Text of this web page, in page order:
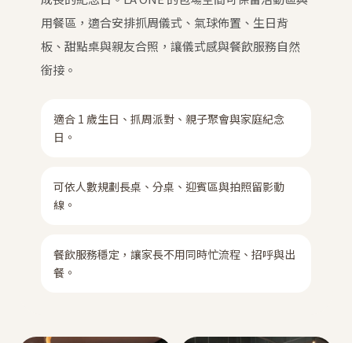
用餐區，適合安排抓周儀式、氣球佈置、生日背
板、甜點桌與親友合照，讓儀式感與餐飲服務自然
銜接。
適合 1 歲生日、抓周派對、親子聚會與家庭紀念
日。
可依人數規劃長桌、分桌、迎賓區與拍照留影動
線。
餐飲服務穩定，讓家長不用同時忙流程、招呼與出
餐。